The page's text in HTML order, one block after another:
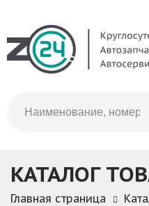
КАТАЛОГ
Главная страница